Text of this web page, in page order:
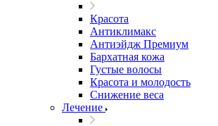
Красота
Антиклимакс
Антиэйдж Премиум
Бархатная кожа
Густые волосы
Красота и молодость
Снижение веса
Лечение